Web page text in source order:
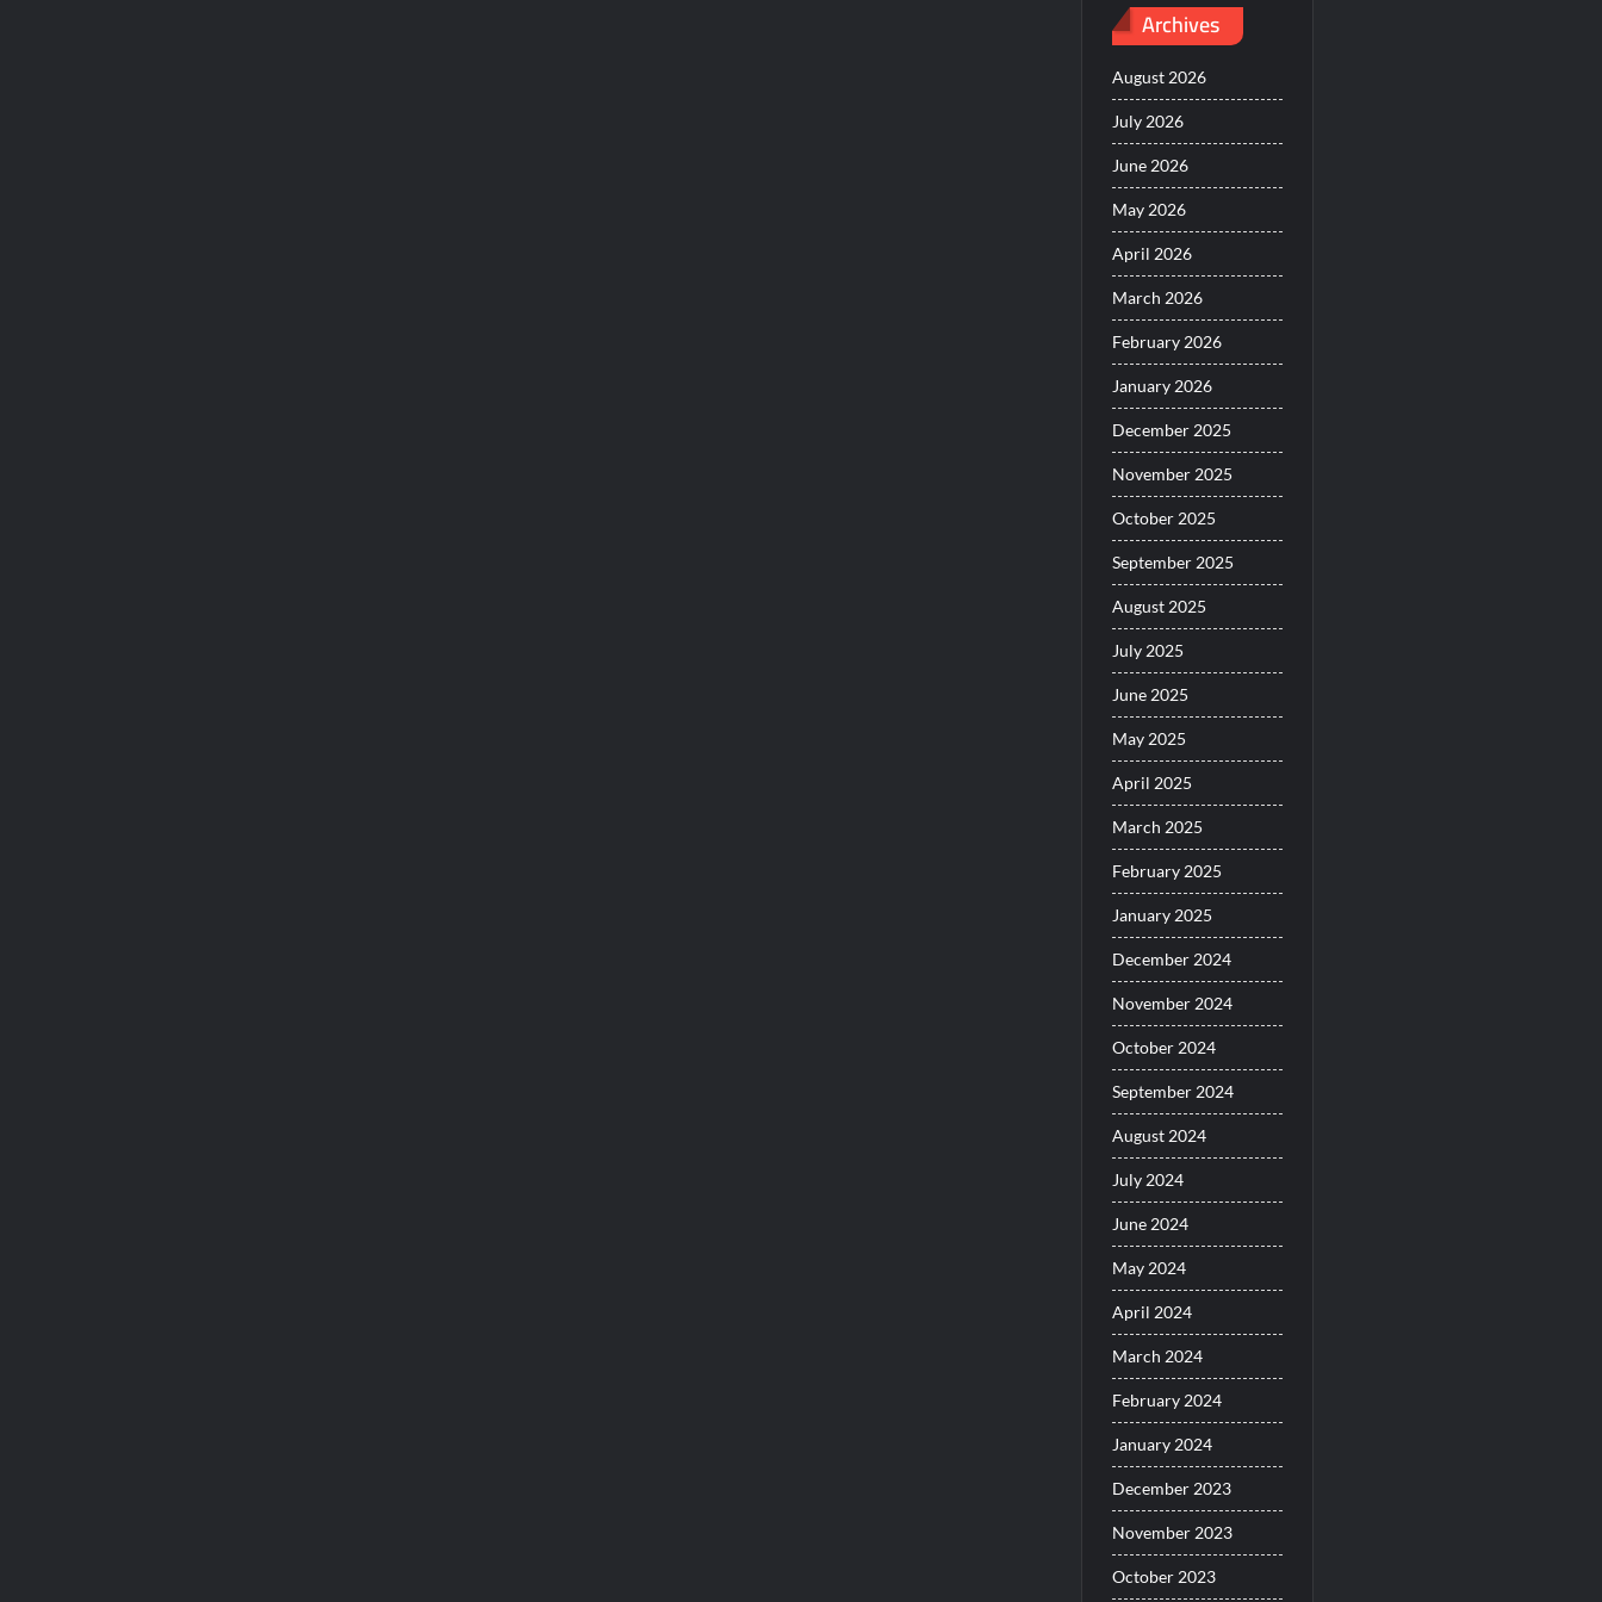
Archives
August 2026
July 2026
June 2026
May 2026
April 2026
March 2026
February 2026
January 2026
December 2025
November 2025
October 2025
September 2025
August 2025
July 2025
June 2025
May 2025
April 2025
March 2025
February 2025
January 2025
December 2024
November 2024
October 2024
September 2024
August 2024
July 2024
June 2024
May 2024
April 2024
March 2024
February 2024
January 2024
December 2023
November 2023
October 2023